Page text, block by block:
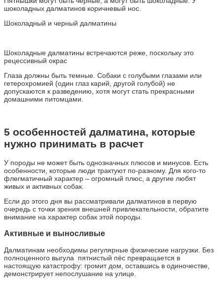
шоколадных далматинов коричневый нос.
Шоколадный и черный далматины
Шоколадные далматины встречаются реже, поскольку это
рецессивный окрас
Глаза должны быть темные. Собаки с голубыми глазами или
гетерохромией (один глаз карий, другой голубой) не
допускаются к разведению, хотя могут стать прекрасными
домашними питомцами.
5 особенностей далматина, которые
нужно принимать в расчет
У породы не может быть однозначных плюсов и минусов. Есть
особенности, которые люди трактуют по-разному. Для кого-то
флегматичный характер – огромный плюс, а другие любят
живых и активных собак.
Если до этого дня вы рассматривали далматинов в первую
очередь с точки зрения внешней привлекательности, обратите
внимание на характер собак этой породы.
Активные и выносливые
Далматинам необходимы регулярные физические нагрузки. Без
полноценного выгула пятнистый пёс превращается в
настоящую катастрофу: громит дом, оставшись в одиночестве,
демонстрирует непослушание на улице.